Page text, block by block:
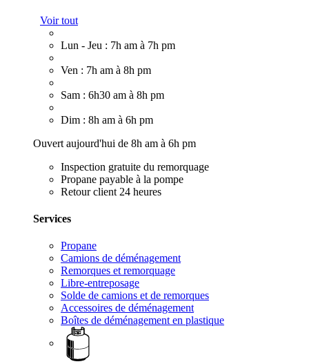
Voir tout
Lun - Jeu : 7h am à 7h pm
Ven : 7h am à 8h pm
Sam : 6h30 am à 8h pm
Dim : 8h am à 6h pm
Ouvert aujourd'hui de 8h am à 6h pm
Inspection gratuite du remorquage
Propane payable à la pompe
Retour client 24 heures
Services
Propane
Camions de déménagement
Remorques et remorquage
Libre-entreposage
Solde de camions et de remorques
Accessoires de déménagement
Boîtes de déménagement en plastique